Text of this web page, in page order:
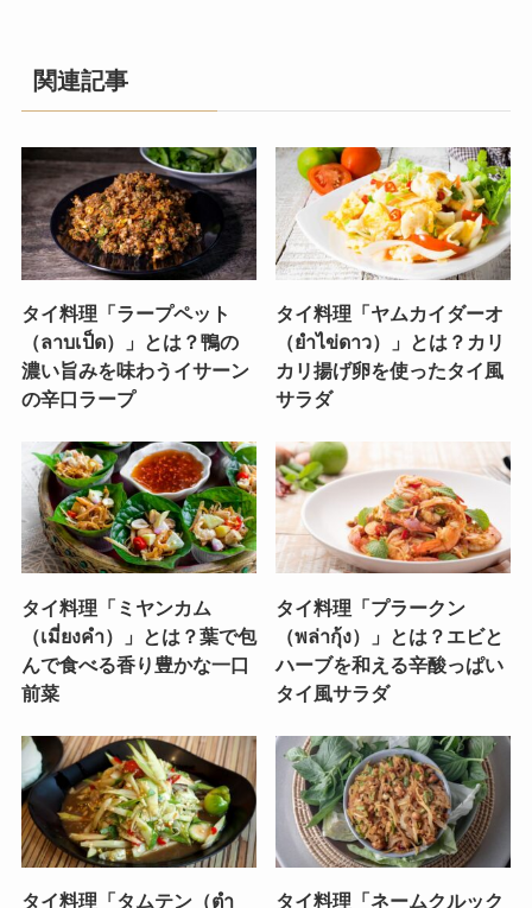
関連記事
タイ料理「ラープペット
（ลาบเป็ด）」とは？鴨の
濃い旨みを味わうイサーン
の辛口ラープ
タイ料理「ヤムカイダーオ
（ยำไข่ดาว）」とは？カリ
カリ揚げ卵を使ったタイ風
サラダ
タイ料理「ミヤンカム
（เมี่ยงคำ）」とは？葉で包
んで食べる香り豊かな一口
前菜
タイ料理「プラークン
（พล่ากุ้ง）」とは？エビと
ハーブを和える辛酸っぱい
タイ風サラダ
タイ料理「タムテン（ตำ
タイ料理「ネームクルック